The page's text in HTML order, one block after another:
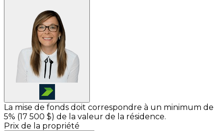
La mise de fonds doit correspondre à un minimum de
5% (17 500 $) de la valeur de la résidence.
Prix de la propriété